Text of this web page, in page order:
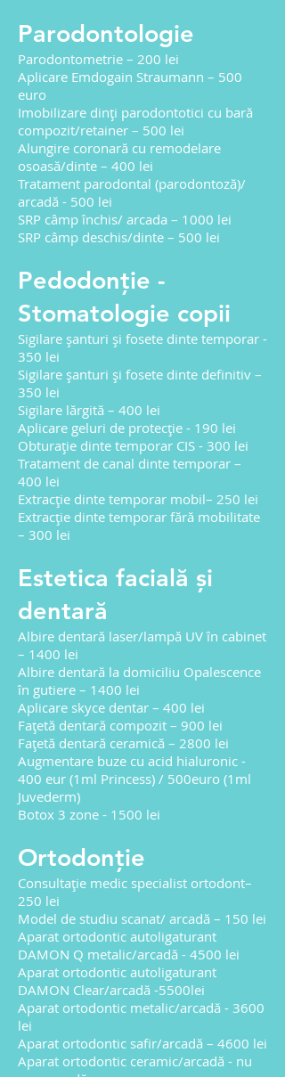
Parodontologie
Parodontometrie – 200 lei
Aplicare Emdogain Straumann – 500
euro
Imobilizare dinți parodontotici cu bară
compozit/retainer – 500 lei
Alungire coronară cu remodelare
osoasă/dinte – 400 lei
Tratament parodontal (parodontoză)/
arcadă - 500 lei
SRP câmp închis/ arcada – 1000 lei
SRP câmp deschis/dinte – 500 lei
Pedodonție -
Stomatologie copii
Sigilare șanturi și fosete dinte temporar -
350 lei
Sigilare șanturi și fosete dinte definitiv –
350 lei
Sigilare lărgită – 400 lei
Aplicare geluri de protecție - 190 lei
Obturație dinte temporar CIS - 300 lei
Tratament de canal dinte temporar –
400 lei
Extracție dinte temporar mobil– 250 lei
Extracție dinte temporar fără mobilitate
– 300 lei
Estetica facială și
dentară
Albire dentară laser/lampă UV în cabinet
– 1400 lei
Albire dentară la domiciliu Opalescence
în gutiere – 1400 lei
Aplicare skyce dentar – 400 lei
Fațetă dentară compozit – 900 lei
Fațetă dentară ceramică – 2800 lei
Augmentare buze cu acid hialuronic -
400 eur (1ml Princess) / 500euro (1ml
Juvederm)
Botox 3 zone - 1500 lei
Ortodonție
Consultație medic specialist ortodont–
250 lei
Model de studiu scanat/ arcadă – 150 lei
Aparat ortodontic autoligaturant
DAMON Q metalic/arcadă - 4500 lei
Aparat ortodontic autoligaturant
DAMON Clear/arcadă -5500lei
Aparat ortodontic metalic/arcadă - 3600
lei
Aparat ortodontic safir/arcadă – 4600 lei
Aparat ortodontic ceramic/arcadă - nu